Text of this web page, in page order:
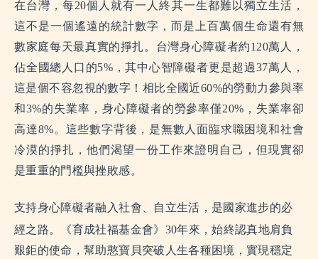
在台灣，每20個人就有一人終其一生都難以獨立生活，
這不是一個遙遠的統計數字，而是上百萬個生命還有無
數家庭每天最真實的掙扎。台灣身心障礙者約120萬人，
佔全國總人口的5%，其中心智障礙者更是超過37萬人，
這是個不容忽視的數字！相比全國近60%的勞動力參與率
和3%的失業率，身心障礙者的勞參率僅20%，失業率卻
高達8%。這些數字背後，是無數人面臨求職困境和社會
冷漠的掙扎，他們渴望一份工作來證明自己，但現實卻
是重重的門檻與挫敗感。
支持身心障礙者融入社會、自立生活，是國家進步的必
經之路。《育成社福基金會》30年來，始終認真地肩負
艱鉅的使命，幫助憨寶貝突破人生各種困境，實現穩定